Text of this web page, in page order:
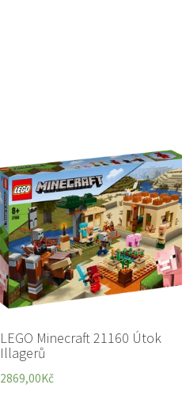
LEGO Minecraft 21160 Útok
Illagerů
2869,00Kč